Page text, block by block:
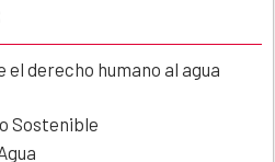
derecho humano al agua
Sostenible